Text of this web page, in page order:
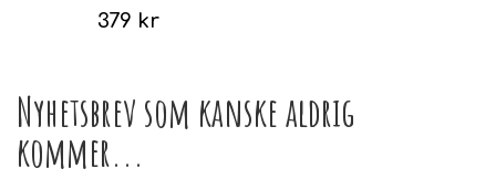
379 kr
Nyhetsbrev som kanske aldrig
kommer...